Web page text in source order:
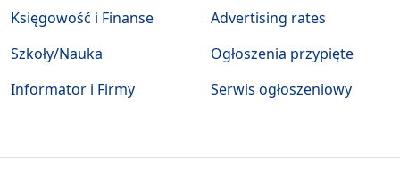
Księgowość i Finanse
Szkoły/Nauka
Informator i Firmy
Advertising rates
Ogłoszenia przypięte
Serwis ogłoszeniowy